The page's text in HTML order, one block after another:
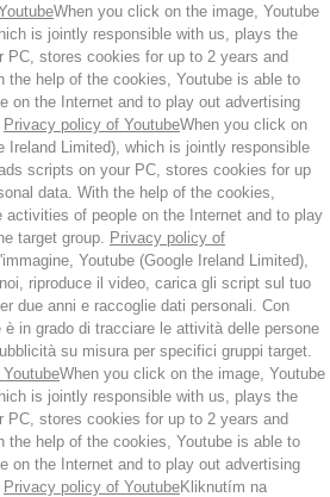
When you click on the image, Youtube
is jointly responsible with us, plays the
PC, stores cookies for up to 2 years and
the help of the cookies, Youtube is able to
on the Internet and to play out advertising
Privacy policy of YoutubeWhen you click on
Ireland Limited), which is jointly responsible
scripts on your PC, stores cookies for up
data. With the help of the cookies,
activities of people on the Internet and to play
target group.
Privacy policy of
Youtube (Google Ireland Limited),
riproduce il video, carica gli script sul tuo
due anni e raccoglie dati personali. Con
è in grado di tracciare le attività delle persone
su misura per specifici gruppi target.
When you click on the image, Youtube
is jointly responsible with us, plays the
PC, stores cookies for up to 2 years and
the help of the cookies, Youtube is able to
on the Internet and to play out advertising
Privacy policy of YoutubeKliknutím na